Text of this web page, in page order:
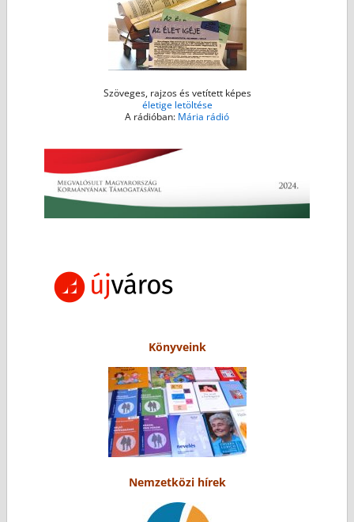
Szöveges, rajzos és vetített képes
életige letöltése
A rádióban: Mária rádió
Könyveink
Nemzetközi hírek